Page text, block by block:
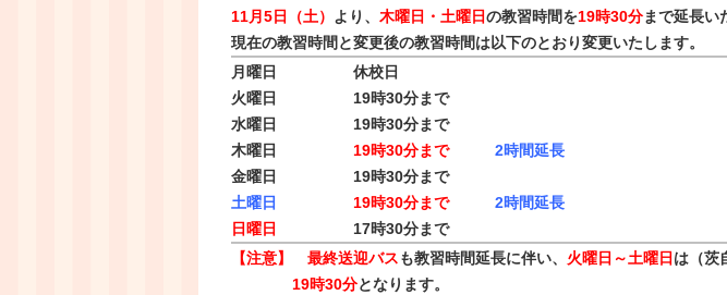
11月5日（土） より、 木曜日・土曜日の教習時間を19時30分まで延長い
現在の教習時間と変更後の教習時間は以下のとおり変更いたします。
月曜日 休校日
火曜日 19時30分まで
水曜日 19時30分まで
木曜日 19時30分まで
2時間延長
金曜日 19時30分まで
土曜日
19時30分まで
2時間延長
日曜日
17時30分まで
【注意】 最終送迎バスも教習時間延長に伴い、 火曜日～土曜日 は（茨
19時30分となります。